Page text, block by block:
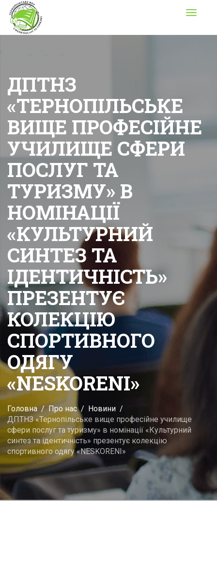
Toggle
ДПТНЗ
«ТЕРНОПІЛЬСЬКЕ
ВИЩЕ ПРОФЕСІЙНЕ
УЧИЛИЩЕ СФЕРИ
ПОСЛУГ ТА
ТУРИЗМУ» В
НОМІНАЦІЇ
«КУЛЬТУРНИЙ
СИНТЕЗ ТА
ІДЕНТИЧНІСТЬ»
ПРЕЗЕНТУЄ
КОЛЕКЦІЮ
СПОРТИВНОГО
ОДЯГУ
«NESKORENI»
Головна Про нас
Новини
ДПТНЗ «Тернопільське вище професійне училище
сфери послуг та туризму» в номінації «Культурний
синтез та ідентичність» презентує колекцію
спортивного одягу «NESKORENI»